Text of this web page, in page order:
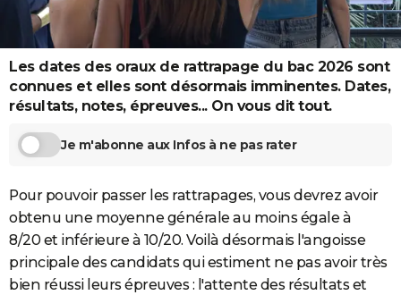
Destinations
City break
Voyage nature
Voyage de noces
Forum
Climat
PHOTO
GUIDES D'ACHAT
BONS PLANS
CARTE DE VOEUX
Carte de Noël
Carte Bonne année
Carte Saint-Valentin
Carte Pâques
Carte d'anniversaire
Dictionnaire
Biographies
Citations
Expressions
Proverbes
PROGRAMME TV
COPAINS D'AVANT
S'inscrire
Se connecter
Lycées
Collèges
Primaires
Universités
Entreprises
Service militaire
Avis de recherche
AVIS DE DÉCÈS
Les dates des oraux de rattrapage du bac 2026 sont
connues et elles sont désormais imminentes. Dates,
résultats, notes, épreuves... On vous dit tout.
Je m'abonne aux Infos à ne pas rater
Pour pouvoir passer les rattrapages, vous devrez avoir
obtenu une moyenne générale au moins égale à
8/20 et inférieure à 10/20. Voilà désormais l'angoisse
principale des candidats qui estiment ne pas avoir très
bien réussi leurs épreuves : l'attente des résultats et